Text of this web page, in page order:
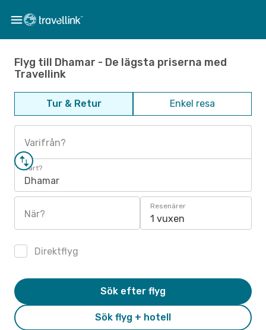
Flyg till Dhamar - De lägsta priserna med
Travellink
Tur & Retur Enkel resa
Varifrån?
Vart?
Dhamar
När?
Resenärer
1 vuxen
Direktflyg
Sök flyg + hotell
Sök efter flyg